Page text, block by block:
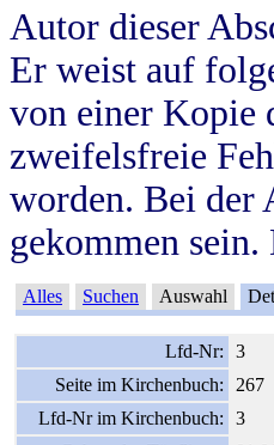
Autor dieser
Er weist auf
von einer Kopie
zweifelsfreie
worden. Bei der
gekommen
Alles Suchen Auswahl
Lfd-Nr:
3
Seite im Kirchenbuch:
267
Lfd-Nr im Kirchenbuch:
3